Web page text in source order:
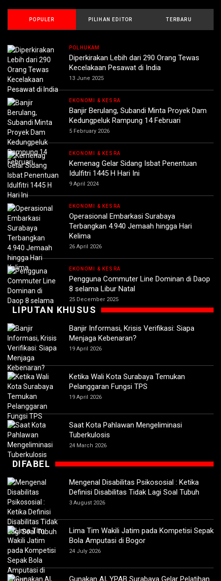
POPULER PILIHAN EDITOR TERBARU
POLHUKAM
Diperkirakan Lebih dari 290 Orang Tewas
Kecelakaan Pesawat di India
13 June 2025
EKONOMI & KESRA
Banjir Berulang, Subandi Minta Proyek Dam
Kedungpeluk Rampung 14 Februari
5 February 2026
EKONOMI & KESRA
Kemenag Gelar Sidang Isbat Penentuan
Idulfitri 1445 H Hari Ini
9 April 2024
EKONOMI & KESRA
Operasional Embarkasi Surabaya
Terbangkan 4.940 Jemaah hingga Hari
Kelima
26 April 2026
EKONOMI & KESRA
Pengguna Commuter Line Dominan di Daop
8 selama Libur Natal
25 December 2025
LIPUTAN KHUSUS
Banjir Informasi, Krisis Verifikasi: Siapa
Menjaga Kebenaran?
19 April 2026
Ketika Wali Kota Surabaya Temukan
Pelanggaran Fungsi TPS
19 April 2026
Saat Kota Pahlawan Mengeliminasi
Tuberkulosis
24 March 2026
DIFABEL
Mengenal Disabilitas Psikososial : Ketika
Definisi Disabilitas Tidak Lagi Soal Tubuh
3 August 2026
Lima Tim Wakili Jatim pada Kompetisi Sepak
Bola Amputasi di Bogor
24 July 2026
Gunakan AI, YPAB Surabaya Gelar Pelatihan